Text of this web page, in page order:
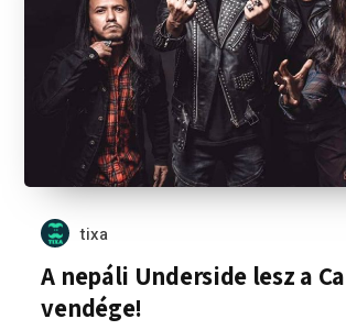
tixa
A nepáli Underside lesz a
vendége!